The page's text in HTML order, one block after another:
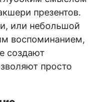
презентов.
или небольшой
воспоминанием,
создают
просто